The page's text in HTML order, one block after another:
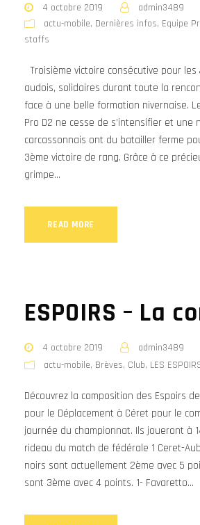
4 octobre 2019
admin3489
actu-mobile, Dernières infos, Equipe
staffs
Troisième victoire consécutive pour
audois, solidaires durant toute la
face à une belle formation nivernaise.
Pro D2 ne cesse de s’intensifier et une
carcassonnais ont du batailler ferme
3ème victoire de rang. Grâce à ce
grimpe...
READ MORE
ESPOIRS – La
4 octobre 2019
admin3489
actu-mobile, Brèves, Club, LES
Découvrez la composition des Espoirs
pour le Déplacement à Céret pour le
journée du championnat. Ils joueront à
rideau du match de fédérale 1 Ceret-
noirs sont actuellement 2ème avec 5
sont 3ème avec 4 points. 1- Favaretto...